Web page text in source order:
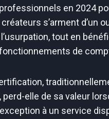
en 2024
s’arment d’un
tout en
de
perd-elle de sa valeur
à un service